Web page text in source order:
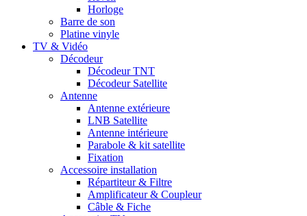
Horloge
Barre de son
Platine vinyle
TV & Vidéo
Décodeur
Décodeur TNT
Décodeur Satellite
Antenne
Antenne extérieure
LNB Satellite
Antenne intérieure
Parabole & kit satellite
Fixation
Accessoire installation
Répartiteur & Filtre
Amplificateur & Coupleur
Câble & Fiche